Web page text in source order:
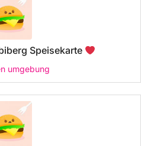
Speisekarte
umgebung